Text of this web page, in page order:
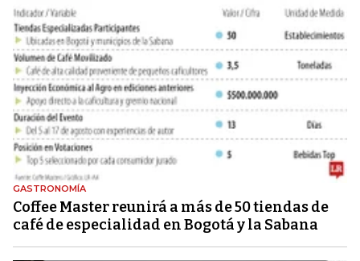
GASTRONOMÍA
Coffee Master reunirá a más de 50 tiendas de
café de especialidad en Bogotá y la Sabana